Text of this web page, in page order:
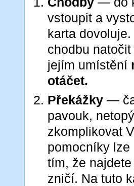
vstoupit a
karta
chodbu
jejím umístění
otáčet.
Překážky —
pavouk,
zkomplikovat
pomocníky lze
tím, že
zničí. Na tuto